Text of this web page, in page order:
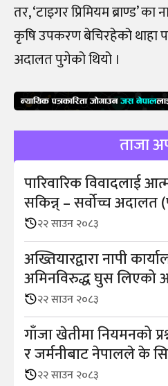
तर, ‘टाइगर प्रिमियम ब्राण्ड’
कृषि उपकरण बेचिरहेको थाहा
अदालत पुगेको थियो ।
ताजा
पारिवारिक विवादलाई
सकिन्न् – सर्वोच्च अदालत
२२ साउन २०८३
अख्तियारद्वारा नापी
अमिनविरुद्ध घुस लिएको
२२ साउन २०८३
गाँजा खेतीमा नियमनको
र जर्मनीबाट नेपालले के
२२ साउन २०८३